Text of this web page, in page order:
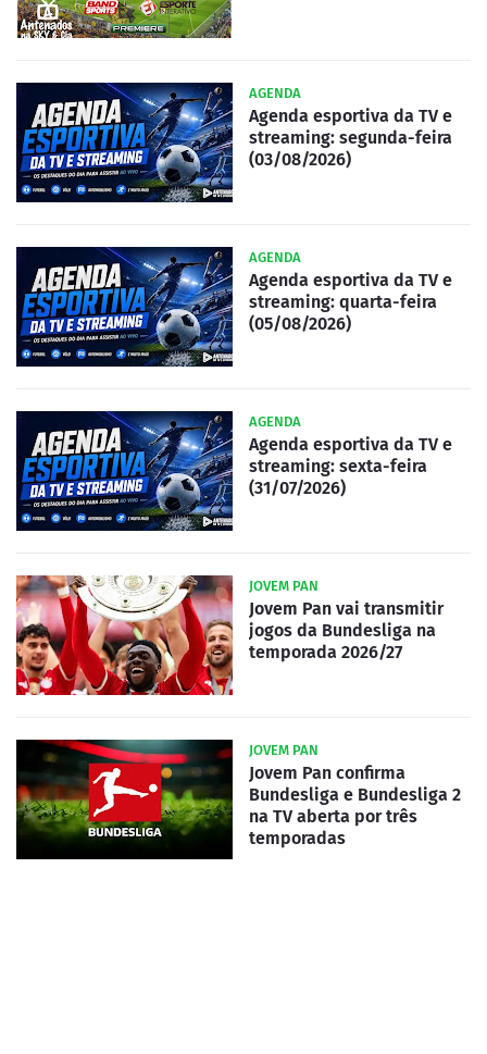
AGENDA
Agenda esportiva da TV e
streaming: segunda-feira
(03/08/2026)
AGENDA
Agenda esportiva da TV e
streaming: quarta-feira
(05/08/2026)
AGENDA
Agenda esportiva da TV e
streaming: sexta-feira
(31/07/2026)
JOVEM PAN
Jovem Pan vai transmitir
jogos da Bundesliga na
temporada 2026/27
JOVEM PAN
Jovem Pan confirma
Bundesliga e Bundesliga 2
na TV aberta por três
temporadas